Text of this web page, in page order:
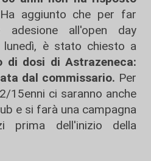
Ha aggiunto che per far
all'open day
lunedì, è stato chiesto a
di dosi di Astrazeneca:
dal commissario. Per
15enni ci saranno anche
e si farà una campagna
prima dell'inizio della